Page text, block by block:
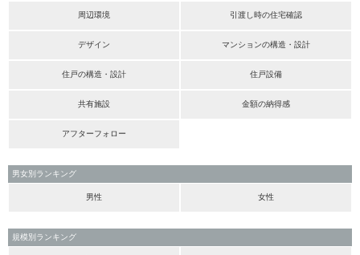
周辺環境 引渡し時の住宅確認
デザイン マンションの構造・設計
住戸の構造・設計 住戸設備
共有施設 金額の納得感
アフターフォロー
男女別ランキング
男性 女性
規模別ランキング